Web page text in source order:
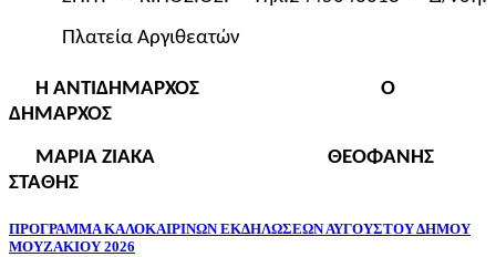
Πλατεία Αργιθεατών
Η ΑΝΤΙΔΗΜΑΡΧΟΣ
Ο
ΔΗΜΑΡΧΟΣ
ΜΑΡΙΑ ΖΙΑΚΑ
ΘΕΟΦΑΝΗΣ
ΣΤΑΘΗΣ
ΠΡΟΓΡΑΜΜΑ ΚΑΛΟΚΑΙΡΙΝΩΝ ΕΚΔΗΛΩΣΕΩΝΑΥΓΟΥΣΤΟΥΔΗΜΟΥ
ΜΟΥΖΑΚΙΟΥ 2026